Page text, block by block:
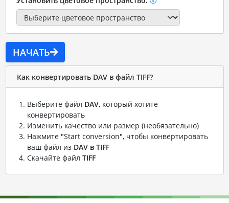
НАЧАТЬ
Как конвертировать DAV в файл TIFF?
Выберите файл DAV, который хотите
конвертировать
Изменить качество или размер (необязательно)
Нажмите "Start conversion", чтобы конвертировать
ваш файл из DAV в TIFF
Скачайте файл TIFF